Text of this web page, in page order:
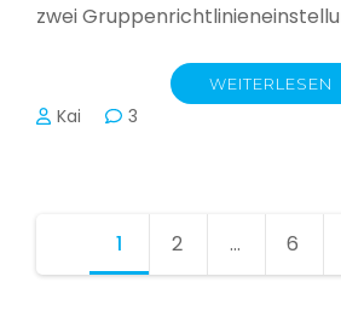
zwei
WEITERLESEN
Kai 3
Seitennummerierung
1 Seite
2 … Seite
6